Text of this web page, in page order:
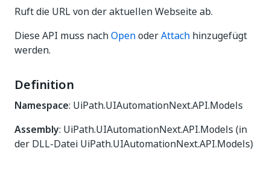
Ruft die URL von der aktuellen Webseite ab.
Diese API muss nachOpenoderAttach hinzugefügt
werden.
Definition
Namespace: UiPath.UIAutomationNext.API.Models
Assembly: UiPath.UIAutomationNext.API.Models (in
der DLL-Datei UiPath.UIAutomationNext.API.Models)